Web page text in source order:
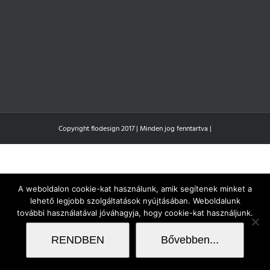
Copyright flodesign 2017 | Minden jog fenntartva |
A weboldalon cookie-kat használunk, amik segítenek minket a
lehető legjobb szolgáltatások nyújtásában. Weboldalunk
további használatával jóváhagyja, hogy cookie-kat használjunk.
RENDBEN Bővebben...